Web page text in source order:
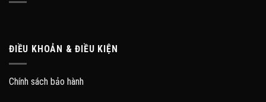
ĐIỀU KHOẢN & ĐIỀU KIỆN
Chính sách bảo hành